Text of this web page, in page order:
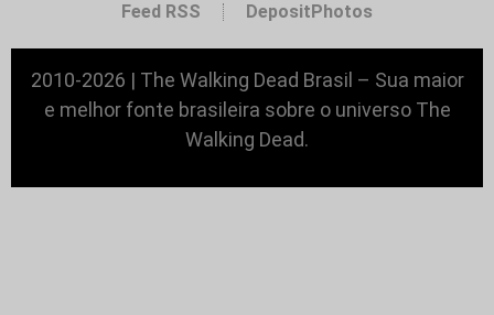
Feed RSS DepositPhotos
2010-2026 | The Walking Dead Brasil – Sua maior
e melhor fonte brasileira sobre o universo The
Walking Dead.